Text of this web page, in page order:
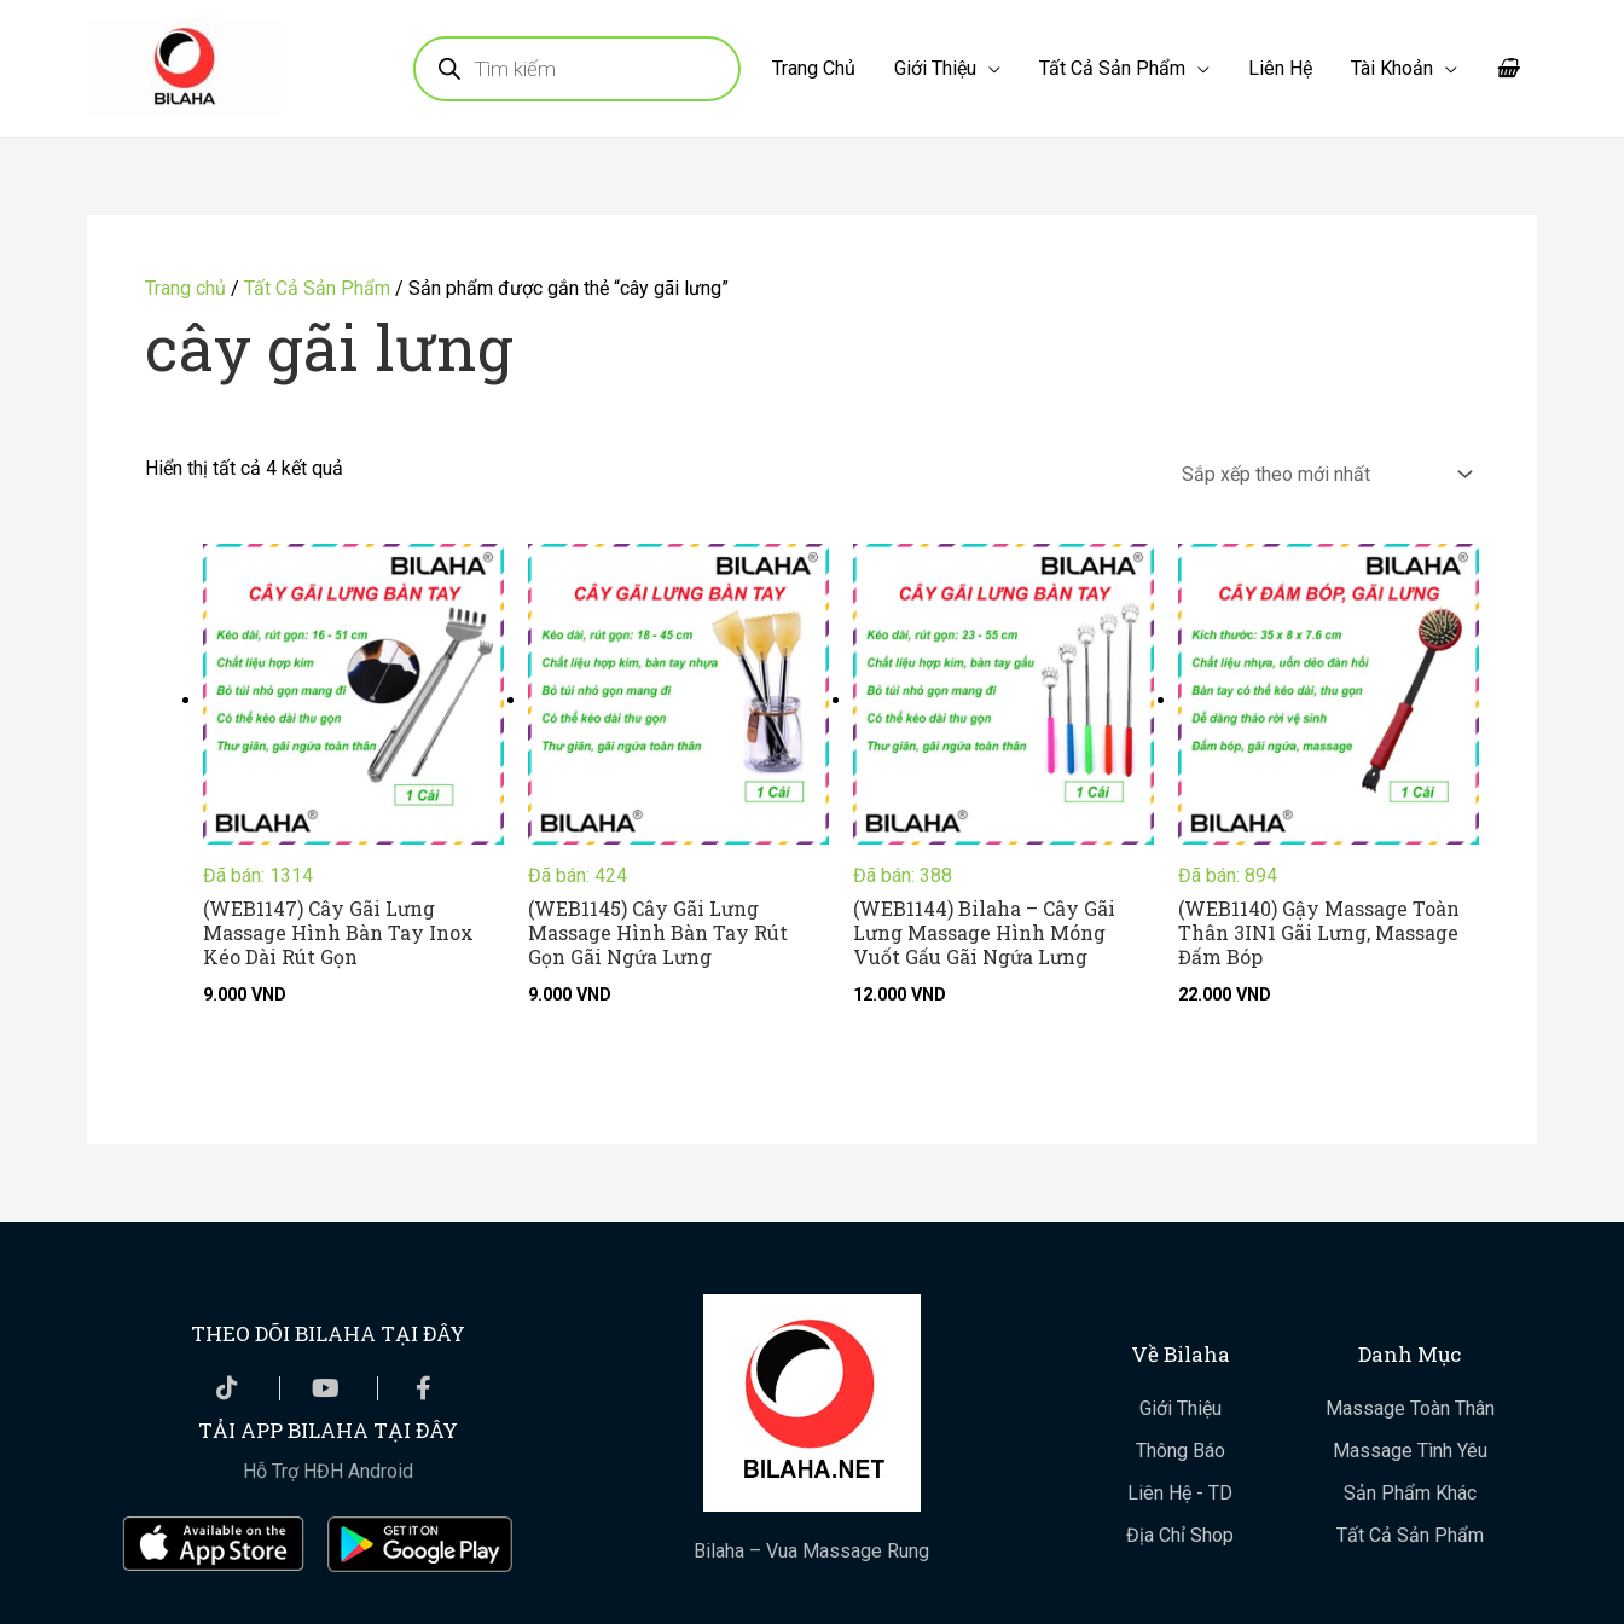
Tìm
kiếm
sản
phẩm
Trang Chủ Giới Thiệu Tất Cả Sản Phẩm Liên Hệ Tài Khoản
Trang chủ / Tất Cả Sản Phẩm / Sản phẩm được gắn thẻ “cây gãi lưng”
cây gãi lưng
Hiển thị tất cả 4 kết quả
xếp
theo
mới
Đã bán: 1314
(WEB1147) Cây Gãi Lưng
Massage Hình Bàn Tay Inox
Kéo Dài Rút Gọn
9.000 VND
Đã bán: 424
(WEB1145) Cây Gãi Lưng
Massage Hình Bàn Tay Rút
Gọn Gãi Ngứa Lưng
9.000 VND
Đã bán: 388
(WEB1144) Bilaha – Cây Gãi
Lưng Massage Hình Móng
Vuốt Gấu Gãi Ngứa Lưng
12.000 VND
Đã bán: 894
(WEB1140) Gậy Massage Toàn
Thân 3IN1 Gãi Lưng, Massage
Đấm Bóp
22.000 VND
THEO DÕI BILAHA TẠI ĐÂY
TẢI APP BILAHA TẠI ĐÂY
Hỗ Trợ HĐH Android
Bilaha – Vua Massage Rung
Về Bilaha
Giới Thiệu
Thông Báo
Liên Hệ - TD
Địa Chỉ Shop
Danh Mục
Massage Toàn Thân
Massage Tình Yêu
Sản Phẩm Khác
Tất Cả Sản Phẩm